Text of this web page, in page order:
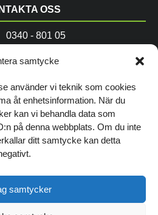
samtycke
använder vi teknik som cookies
åt enhetsinformation. När du
kan vi behandla data som
på denna webbplats. Om du inte
ditt samtycke kan detta
samtycker
OSS
0340 - 801 05
VÅRT KONTOR
16, Varberg
Hitta hit
Start
SENASTE NYTT